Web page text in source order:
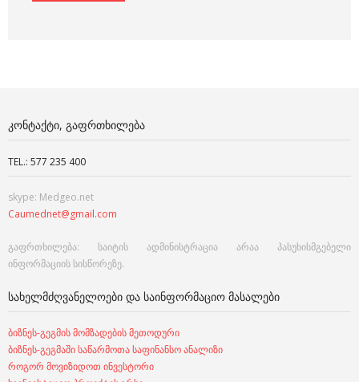
ᲙᲝᲜᲢᲐᲥᲢᲘ, ᲒᲐᲤᲠᲗᲮᲘᲚᲔᲑᲐ
TEL.: 577 235 400
skype: Medgeo.net
Caumednet@gmail.com
გაფრთხილება: საიტის ადმინისტრაცია არაა პასუხისმგებელი
ინფორმაციის სისწორეზე.
ᲡᲐᲮᲔᲚᲛᲫᲦᲕᲐᲜᲔᲚᲝᲔᲑᲘ ᲓᲐ ᲡᲐᲘᲜᲤᲝᲠᲛᲐᲪᲘᲝ ᲛᲐᲡᲐᲚᲔᲑᲘ
ბიზნეს-გეგმის მომზადების მეთოდური
ბიზნეს-გეგმაში საწარმოთა საფინანსო ანალიზი
როგორ მოვიზიდოთ ინვესტორი